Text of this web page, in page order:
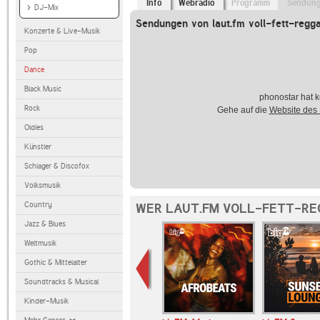
DJ-Mix
Konzerte & Live-Musik
Pop
Dance
Black Music
Rock
Oldies
Künstler
Schlager & Discofox
Volksmusik
Country
Jazz & Blues
Weltmusik
Gothic & Mittelalter
Soundtracks & Musical
Kinder-Musik
Info Webradio Programm
Sendungen von laut.fm voll-fett-
phonostar hat
Gehe auf die Website des
WER LAUT.FM VOLL-FETT-